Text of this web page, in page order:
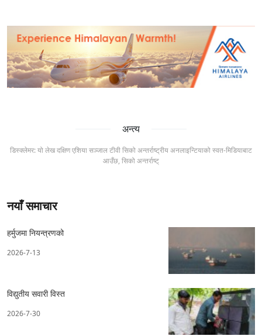
अन्त्य
डिस्क्लेमर: यो लेख दक्षिण एशिया सञ्जाल टीवी सिको अन्तर्राष्ट्रीय अनलाइन्टियाको स्वत-मिडियाबाट
आउँछ, सिको अन्तर्राष्ट्
नयाँ समाचार
हर्मुजमा नियन्त्रणको
2026-7-13
विद्युतीय सवारी विस्त
2026-7-30